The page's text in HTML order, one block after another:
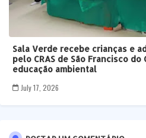
Sala Verde recebe crianças e
pelo CRAS de São Francisco do
educação ambiental
July 17, 2026